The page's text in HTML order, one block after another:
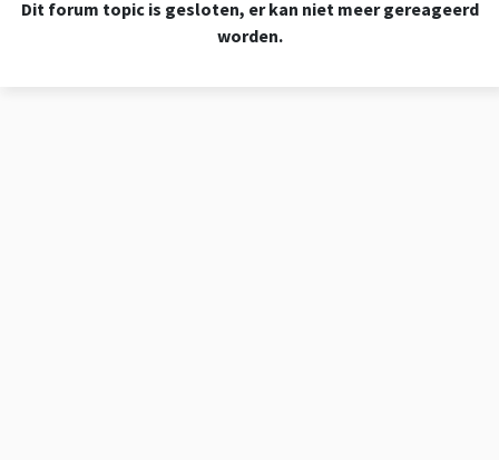
Dit forum topic is gesloten, er kan niet meer gereageerd
worden.